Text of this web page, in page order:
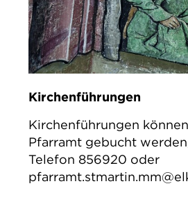
Kirchenführungen
Kirchenführungen
Pfarramt gebucht
Telefon 856920 oder